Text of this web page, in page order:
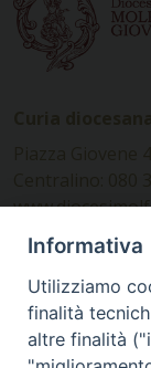
Ufficio
Piazza
Informativa
Utilizziamo
finalità
altre finalità